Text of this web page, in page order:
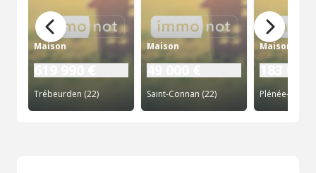
Maison
Trébeurden (22)
Maison
Saint-Connan (22)
Maison
Plénée-Jugon